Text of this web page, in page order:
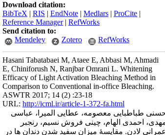
Download citation:
BibTeX | RIS | EndNote | Medlars | ProCite |
Reference Manager| RefWorks
Send citation to:
Mendeley
Zotero RefWorks
Hasani Tabatabaei M, Ataee E, Abbasi M, Ahmadi
E, Chiniforush N, Ranjbar Omrani L. Whitening
Efficacy of Light Activation Bleaching Method in
Comparison to Conventional in-office Bleaching.
ASWTR 2017; 14 (2) :23-18
URL: http://icml.ir/article-1-372-fa.html
طباطبایی معصومه، عطایی المیرا، عباسی
احمدی الهام، چینی فروش نسیم، رنجبر
عمرانی لادن. مقایسۀ میزان سفید شدن دندان ها در